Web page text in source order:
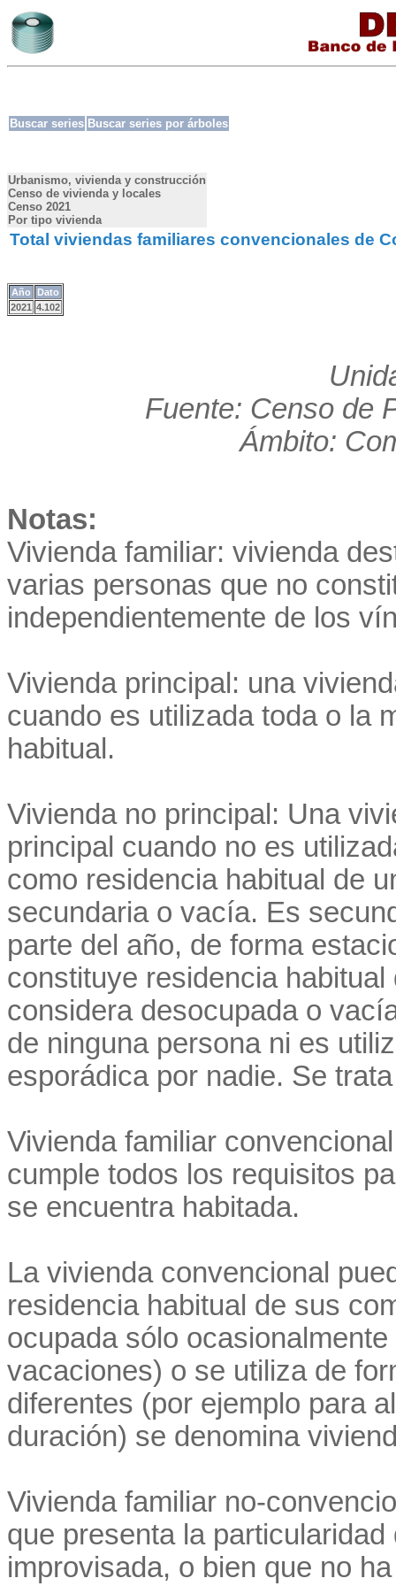
Buscar series Buscar series por árboles
Urbanismo, vivienda y construcción
Censo de vivienda y locales
Censo 2021
Por tipo vivienda
Total viviendas familiares convencionales de
Año
Dato
2021 4.102
Fuente: Censo de
Ámbito:
Notas:
Vivienda familiar: vivienda
varias personas que no
independientemente de los
Vivienda principal: una
cuando es utilizada toda o la
habitual.
Vivienda no principal: Una
principal cuando no es
como residencia habitual de
secundaria o vacía. Es
parte del año, de forma
constituye residencia
considera desocupada o
de ninguna persona ni es
esporádica por nadie. Se
Vivienda familiar
cumple todos los requisitos
se encuentra habitada.
La vivienda convencional
residencia habitual de sus
ocupada sólo
vacaciones) o se utiliza de
diferentes (por ejemplo para
duración) se denomina
Vivienda familiar no-
que presenta la
improvisada, o bien que no